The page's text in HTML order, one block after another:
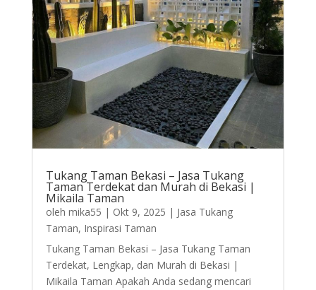
Tukang Taman Bekasi – Jasa Tukang
Taman Terdekat dan Murah di Bekasi |
Mikaila Taman
oleh mika55 | Okt 9, 2025 | Jasa Tukang
Taman, Inspirasi Taman
Tukang Taman Bekasi – Jasa Tukang Taman
Terdekat, Lengkap, dan Murah di Bekasi |
Mikaila Taman Apakah Anda sedang mencari